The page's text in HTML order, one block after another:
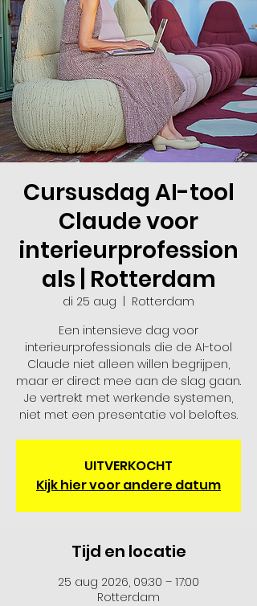
Cursusdag AI-tool
Claude voor
interieurprofession
als | Rotterdam
di 25 aug
Rotterdam
Een intensieve dag voor
interieurprofessionals die de AI-tool
Claude niet alleen willen begrijpen,
maar er direct mee aan de slag gaan.
Je vertrekt met werkende systemen,
niet met een presentatie vol beloftes.
UITVERKOCHT
Kijk hier voor andere datum
Tijd en locatie
25 aug 2026, 09:30 – 17:00
Rotterdam